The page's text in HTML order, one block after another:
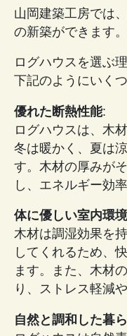
山岡建築工房では
の新築ができます。
ログハウスを選ぶ
下記のようにいく
優れた断熱性能:
ログハウスは、木
冬は暖かく、夏は
す。木材の厚みが
し、エネルギー効
体に優しい室内環境
木材は調湿効果を
してくれるため、
ます。また、木材
り、ストレス軽減
自然と調和した暮